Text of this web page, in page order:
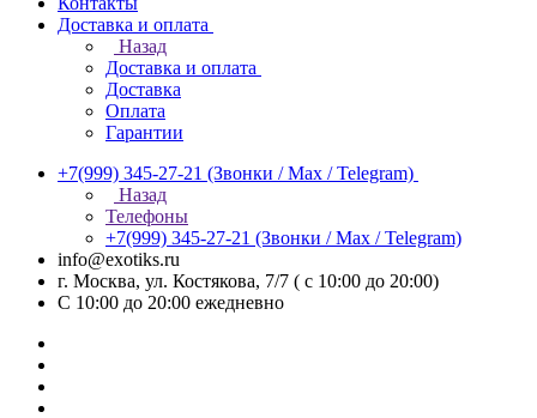
Доставка и оплата
Назад
Доставка и оплата
Доставка
Оплата
Гарантии
+7(999) 345-27-21 (Звонки / Max / Telegram)
Назад
Телефоны
+7(999) 345-27-21 (Звонки / Max / Telegram)
info@exotiks.ru
г. Москва, ул. Костякова, 7/7 ( с 10:00 до 20:00)
С 10:00 до 20:00 ежедневно